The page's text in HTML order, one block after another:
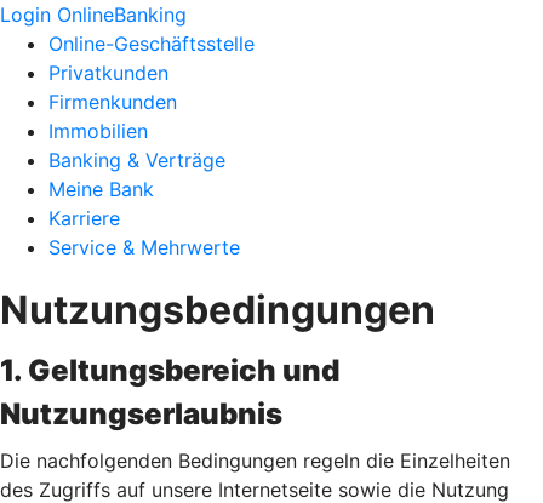
Login OnlineBanking
Online-Geschäftsstelle
Privatkunden
Firmenkunden
Immobilien
Banking & Verträge
Meine Bank
Karriere
Service & Mehrwerte
Nutzungsbedingungen
1. Geltungsbereich und
Nutzungserlaubnis
Die nachfolgenden Bedingungen regeln die Einzelheiten
des Zugriffs auf unsere Internetseite sowie die Nutzung